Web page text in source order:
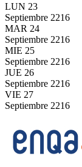
LUN 23
Septiembre 2216
MAR 24
Septiembre 2216
MIE 25
Septiembre 2216
JUE 26
Septiembre 2216
VIE 27
Septiembre 2216